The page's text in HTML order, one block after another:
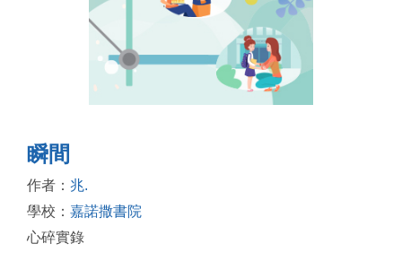
瞬間
作者： 兆.
學校： 嘉諾撒書院
心碎實錄